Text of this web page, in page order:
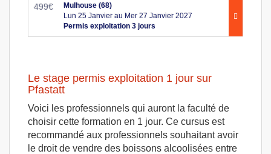
499€
Mulhouse (68)
Lun 25 Janvier au Mer 27 Janvier 2027
Permis exploitation 3 jours
Le stage permis exploitation 1 jour sur
Pfastatt
Voici les professionnels qui auront la faculté de
choisir cette formation en 1 jour. Ce cursus est
recommandé aux professionnels souhaitant avoir
le droit de vendre des boissons alcoolisées entre